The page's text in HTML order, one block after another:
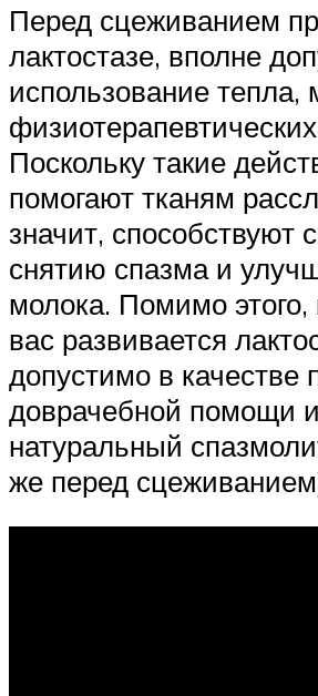
Перед сцеживанием
лактостазе, вполне
использование тепла,
Поскольку такие
помогают тканям
значит, способствуют
снятию спазма и
молока. Помимо этого,
вас развивается
допустимо в качестве
доврачебной помощи
натуральный
же перед